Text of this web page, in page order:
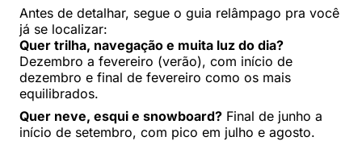
Antes de detalhar, segue o guia relâmpago pra você
já se localizar:
Quer trilha, navegação e muita luz do dia?
Dezembro a fevereiro (verão), com início de
dezembro e final de fevereiro como os mais
equilibrados.
Quer neve, esqui e snowboard? Final de junho a
início de setembro, com pico em julho e agosto.